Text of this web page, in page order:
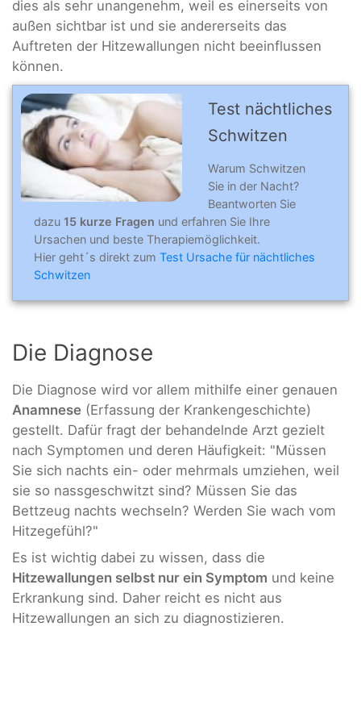
dies als sehr unangenehm, weil es einerseits von
außen sichtbar ist und sie andererseits das
Auftreten der Hitzewallungen nicht beeinflussen
können.
Test nächtliches
Schwitzen
Warum Schwitzen
Sie in der Nacht?
Beantworten Sie
dazu 15 kurze Fragen und erfahren Sie Ihre
Ursachen und beste Therapiemöglichkeit.
Hier geht´s direkt zum Test Ursache für nächtliches
Schwitzen
Die Diagnose
Die Diagnose wird vor allem mithilfe einer genauen
Anamnese (Erfassung der Krankengeschichte)
gestellt. Dafür fragt der behandelnde Arzt gezielt
nach Symptomen und deren Häufigkeit: "Müssen
Sie sich nachts ein- oder mehrmals umziehen, weil
sie so nassgeschwitzt sind? Müssen Sie das
Bettzeug nachts wechseln? Werden Sie wach vom
Hitzegefühl?"
Es ist wichtig dabei zu wissen, dass die
Hitzewallungen selbst nur ein Symptom und keine
Erkrankung sind. Daher reicht es nicht aus
Hitzewallungen an sich zu diagnostizieren.